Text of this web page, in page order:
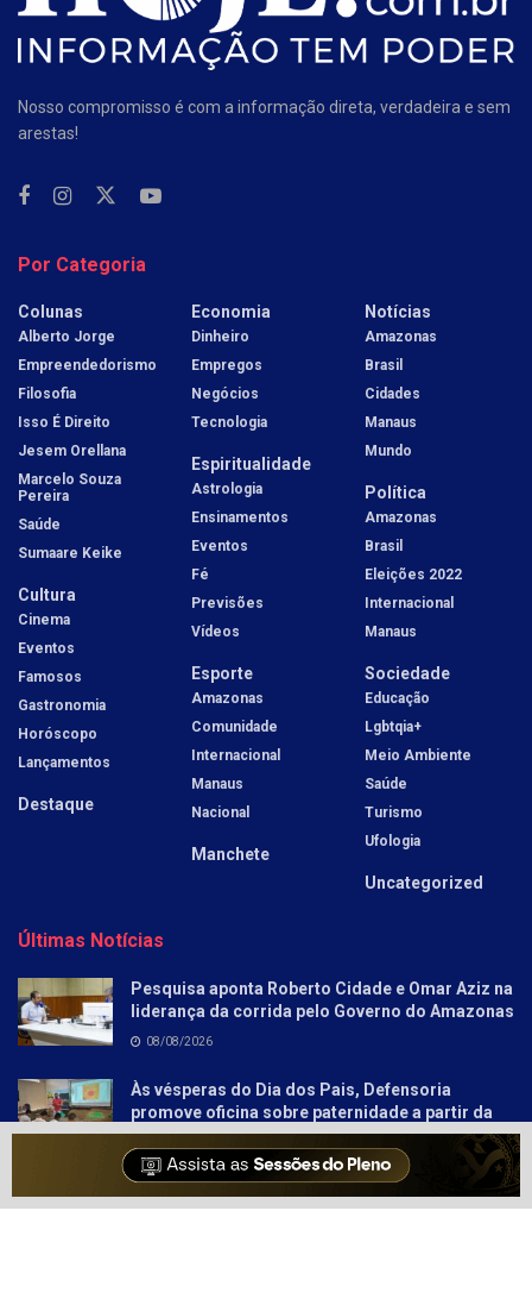
Nosso compromisso é com a informação direta, verdadeira e sem
arestas!
Por Categoria
Colunas
Alberto Jorge
Empreendedorismo
Filosofia
Isso É Direito
Jesem Orellana
Marcelo Souza
Pereira
Saúde
Sumaare Keike
Cultura
Cinema
Eventos
Famosos
Gastronomia
Horóscopo
Lançamentos
Destaque
Economia
Dinheiro
Empregos
Negócios
Tecnologia
Espiritualidade
Astrologia
Ensinamentos
Eventos
Fé
Previsões
Vídeos
Esporte
Amazonas
Comunidade
Internacional
Manaus
Nacional
Manchete
Notícias
Amazonas
Brasil
Cidades
Manaus
Mundo
Política
Amazonas
Brasil
Eleições 2022
Internacional
Manaus
Sociedade
Educação
Lgbtqia+
Meio Ambiente
Saúde
Turismo
Ufologia
Uncategorized
Últimas Notícias
Pesquisa aponta Roberto Cidade e Omar Aziz na
liderança da corrida pelo Governo do Amazonas
08/08/2026
Às vésperas do Dia dos Pais, Defensoria
promove oficina sobre paternidade a partir da
literatura para socioeducandos
08/08/2026